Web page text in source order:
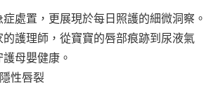
處置，更展現於每日照護的細微洞察。
的護理師，從寶寶的唇部痕跡到尿液氣
母嬰健康。
性唇裂